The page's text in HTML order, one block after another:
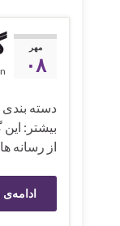
مهر
۰۸
دسته
از رسانه